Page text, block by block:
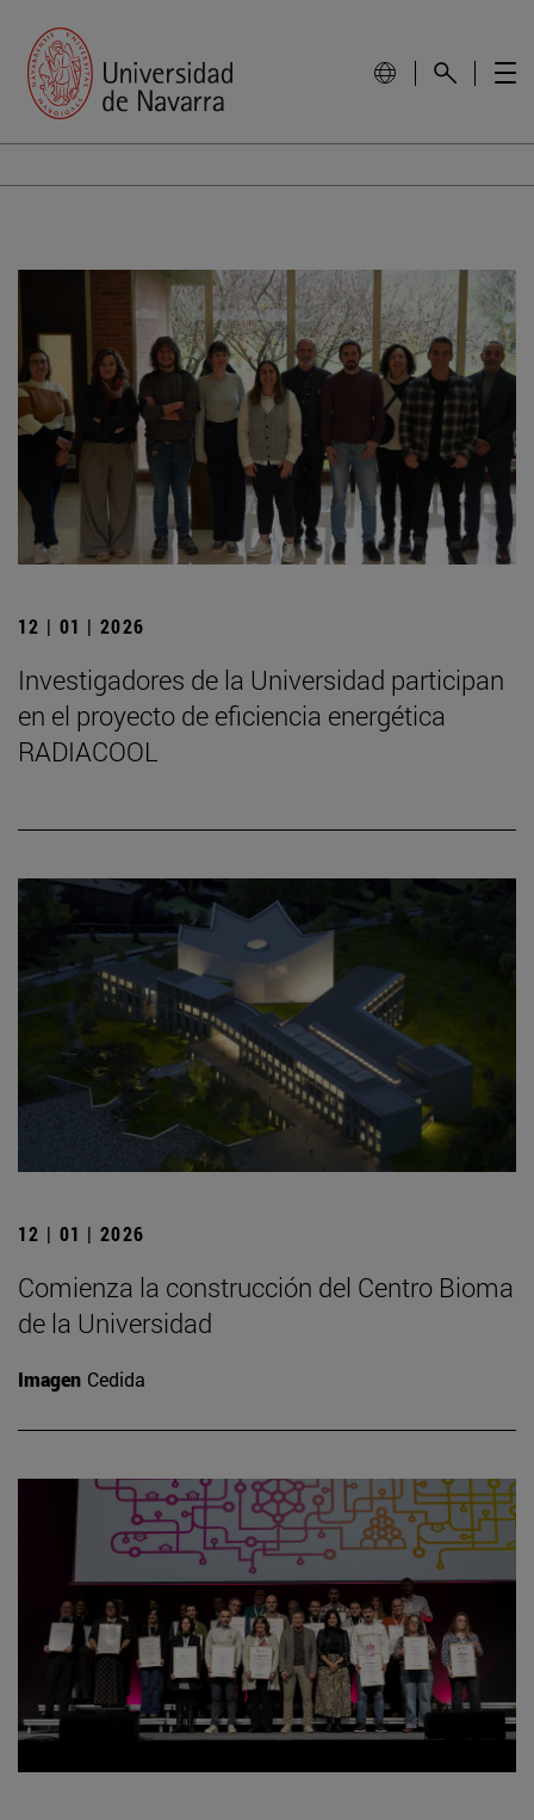
12 | 01 | 2026
Investigadores de la Universidad participan
en el proyecto de eficiencia energética
RADIACOOL
12 | 01 | 2026
Comienza la construcción del Centro Bioma
de la Universidad
Imagen Cedida